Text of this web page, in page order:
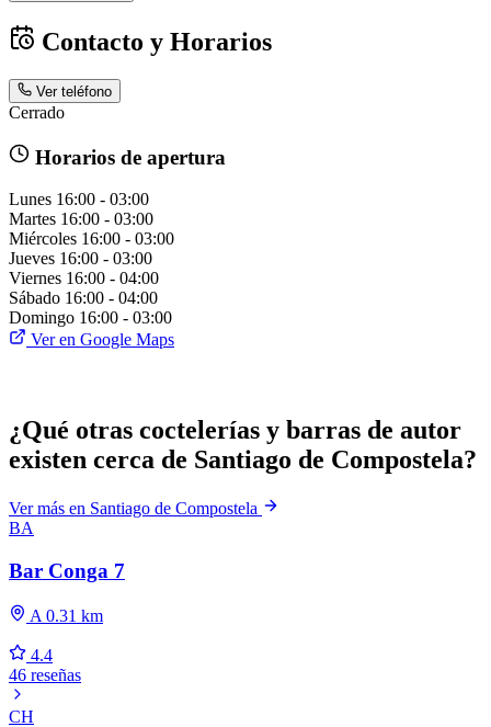
Contacto y Horarios
Ver teléfono
Cerrado
Horarios de apertura
Lunes 16:00 - 03:00
Martes 16:00 - 03:00
Miércoles 16:00 - 03:00
Jueves 16:00 - 03:00
Viernes 16:00 - 04:00
Sábado 16:00 - 04:00
Domingo 16:00 - 03:00
Ver en Google Maps
¿Qué otras coctelerías y barras de autor
existen cerca de Santiago de Compostela?
Ver más en Santiago de Compostela
BA
Bar Conga 7
A 0.31 km
4.4
46 reseñas
CH